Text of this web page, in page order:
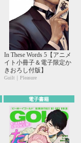
In These Words 5【アニメ
イト小冊子＆電子限定か
きおろし付版】
Guilt｜Pleasure
電子書籍